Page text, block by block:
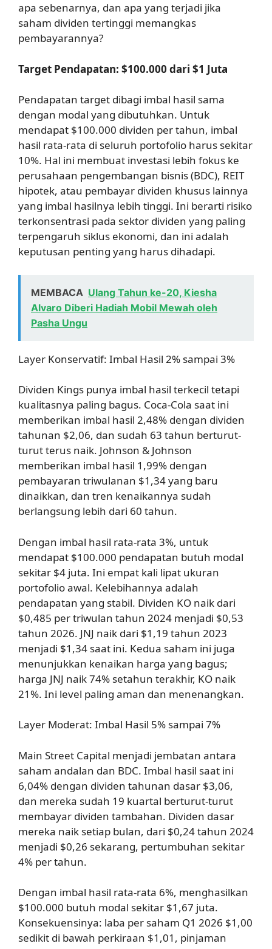
apa sebenarnya, dan apa yang terjadi jika
saham dividen tertinggi memangkas
pembayarannya?
Target Pendapatan: $100.000 dari $1 Juta
Pendapatan target dibagi imbal hasil sama
dengan modal yang dibutuhkan. Untuk
mendapat $100.000 dividen per tahun, imbal
hasil rata-rata di seluruh portofolio harus sekitar
10%. Hal ini membuat investasi lebih fokus ke
perusahaan pengembangan bisnis (BDC), REIT
hipotek, atau pembayar dividen khusus lainnya
yang imbal hasilnya lebih tinggi. Ini berarti risiko
terkonsentrasi pada sektor dividen yang paling
terpengaruh siklus ekonomi, dan ini adalah
keputusan penting yang harus dihadapi.
MEMBACA Ulang Tahun ke-20, Kiesha
Alvaro Diberi Hadiah Mobil Mewah oleh
Pasha Ungu
Layer Konservatif: Imbal Hasil 2% sampai 3%
Dividen Kings punya imbal hasil terkecil tetapi
kualitasnya paling bagus. Coca-Cola saat ini
memberikan imbal hasil 2,48% dengan dividen
tahunan $2,06, dan sudah 63 tahun berturut-
turut terus naik. Johnson & Johnson
memberikan imbal hasil 1,99% dengan
pembayaran triwulanan $1,34 yang baru
dinaikkan, dan tren kenaikannya sudah
berlangsung lebih dari 60 tahun.
Dengan imbal hasil rata-rata 3%, untuk
mendapat $100.000 pendapatan butuh modal
sekitar $4 juta. Ini empat kali lipat ukuran
portofolio awal. Kelebihannya adalah
pendapatan yang stabil. Dividen KO naik dari
$0,485 per triwulan tahun 2024 menjadi $0,53
tahun 2026. JNJ naik dari $1,19 tahun 2023
menjadi $1,34 saat ini. Kedua saham ini juga
menunjukkan kenaikan harga yang bagus;
harga JNJ naik 74% setahun terakhir, KO naik
21%. Ini level paling aman dan menenangkan.
Layer Moderat: Imbal Hasil 5% sampai 7%
Main Street Capital menjadi jembatan antara
saham andalan dan BDC. Imbal hasil saat ini
6,04% dengan dividen tahunan dasar $3,06,
dan mereka sudah 19 kuartal berturut-turut
membayar dividen tambahan. Dividen dasar
mereka naik setiap bulan, dari $0,24 tahun 2024
menjadi $0,26 sekarang, pertumbuhan sekitar
4% per tahun.
Dengan imbal hasil rata-rata 6%, menghasilkan
$100.000 butuh modal sekitar $1,67 juta.
Konsekuensinya: laba per saham Q1 2026 $1,00
sedikit di bawah perkiraan $1,01, pinjaman